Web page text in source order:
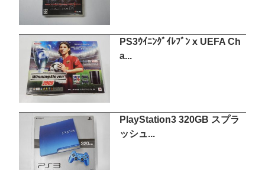
PS3ｳｲﾆﾝｸﾞｲﾚﾌﾞﾝ x UEFA Ch
a...
PlayStation3 320GB スプラ
ッシュ...